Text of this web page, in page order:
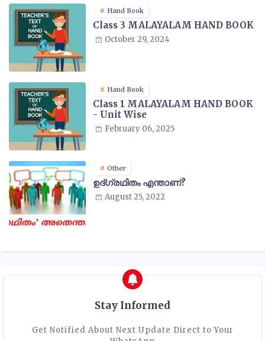
Hand Book
Class 3 MALAYALAM HAND BOOK
October 29, 2024
Hand Book
Class 1 MALAYALAM HAND BOOK
- Unit Wise
February 06, 2025
Other
ഉദ്ഗ്രഥിതം എന്താണ്?
August 25, 2022
Stay Informed
Get Notified About Next Update Direct to Your